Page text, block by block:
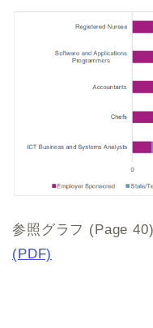
参照グラフ (Page 40)
(PDF)